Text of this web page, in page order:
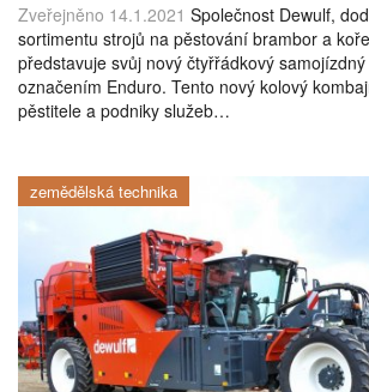
Zveřejněno 14.1.2021 Společnost Dewulf,
sortimentu strojů na pěstování brambor a
představuje svůj nový čtyřřádkový
označením Enduro. Tento nový kolový
pěstitele a podniky služeb…
zemědělská technika